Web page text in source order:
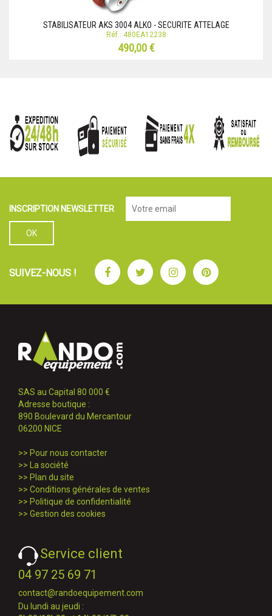
STABILISATEUR AKS 3004 ALKO - SECURITE ATTELAGE
Réf.: 480EA12238
490,00 €
INSCRIPTION NEWSLETTER
SUIVEZ-NOUS ! FacebookTwitterInstagramPinterest
SAS au Capital 80 000 €
Adresse boutique :
890 Boulevard du Mercantour
06200 NICE
>> Pour nous contacter
>>
La société
>> Plan du site
>> Conditions générales de ventes
>> Politique de confidentialité
>> Gestion des cookies
Service client
04 97 25 69 71
contact@randoequipement.com
Du lundi au jeudi :